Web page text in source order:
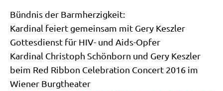
Bünd­nis der Barmherzigkeit:
Kar­di­nal fei­ert gemein­sam mit Gery Keszler
Got­tes­dienst für HIV- und Aids-Opfer
Kar­di­nal Chri­stoph Schön­born und Gery Keszler
beim Red Rib­bon Cele­bra­ti­on Con­cert 2016 im
Wie­ner Burgtheater